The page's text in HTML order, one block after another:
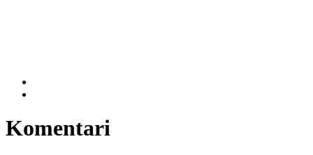
Komentari